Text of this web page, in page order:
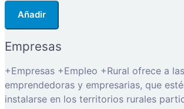
Añadir
Empresas
+Empresas +Empleo +Rural ofrece a
emprendedoras y empresarias, que
instalarse en los territorios rurales